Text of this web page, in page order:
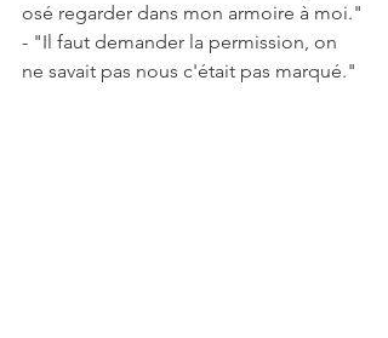
osé regarder dans mon armoire à moi."
- "Il faut demander la permission, on
ne savait pas nous c'était pas marqué."